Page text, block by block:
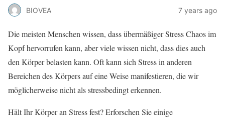
BIOVEA 7 years ago
Die meisten Menschen wissen, dass übermäßiger Stress Chaos im
Kopf hervorrufen kann, aber viele wissen nicht, dass dies auch
den Körper belasten kann. Oft kann sich Stress in anderen
Bereichen des Körpers auf eine Weise manifestieren, die wir
möglicherweise nicht als stressbedingt erkennen.
Hält Ihr Körper an Stress fest? Erforschen Sie einige